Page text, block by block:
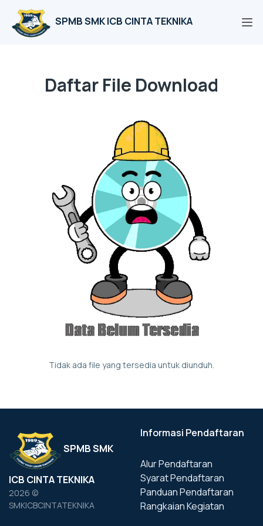
SPMB SMK ICB CINTA TEKNIKA
Daftar File Download
Tidak ada file yang tersedia untuk diunduh.
SPMB SMK
ICB CINTA TEKNIKA
2026 ©
SMKICBCINTATEKNIKA
Informasi Pendaftaran
Alur Pendaftaran
Syarat Pendaftaran
Panduan Pendaftaran
Rangkaian Kegiatan